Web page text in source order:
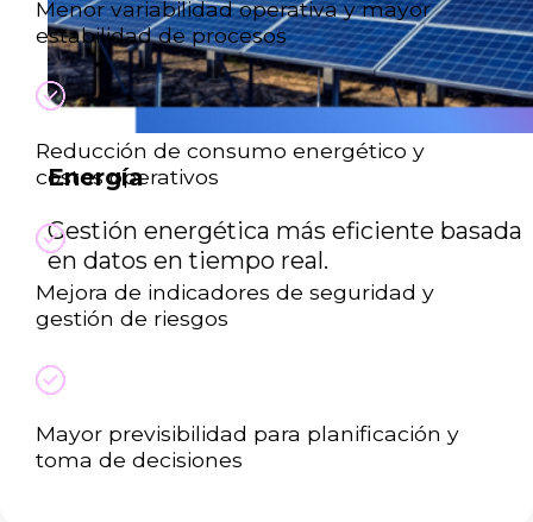
Energía
Gestión energética más eficiente basada
en datos en tiempo real.
Menor variabilidad operativa y mayor
estabilidad de procesos
Reducción de consumo energético y
costos operativos
Mejora de indicadores de seguridad y
gestión de riesgos
Mayor previsibilidad para planificación y
toma de decisiones